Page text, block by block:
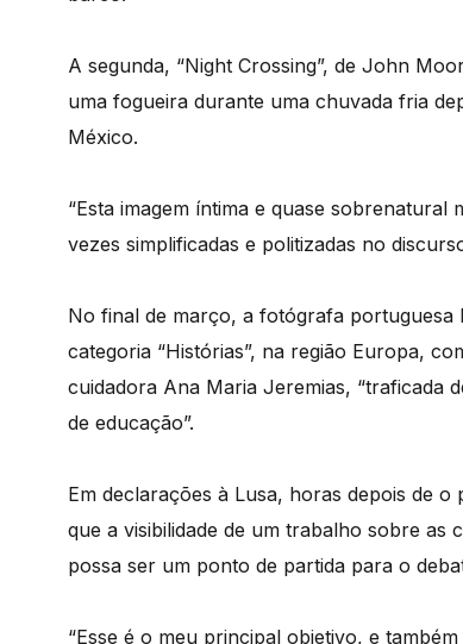
A segunda, “Night Crossing”, de John
uma fogueira durante uma chuvada fria
México.
“Esta imagem íntima e quase
vezes simplificadas e politizadas no
No final de março, a fotógrafa
categoria “Histórias”, na região Europa,
cuidadora Ana Maria Jeremias, “traficada
de educação”.
Em declarações à Lusa, horas depois de
que a visibilidade de um trabalho sobre as
possa ser um ponto de partida para o
“Esse é o meu principal objetivo, e